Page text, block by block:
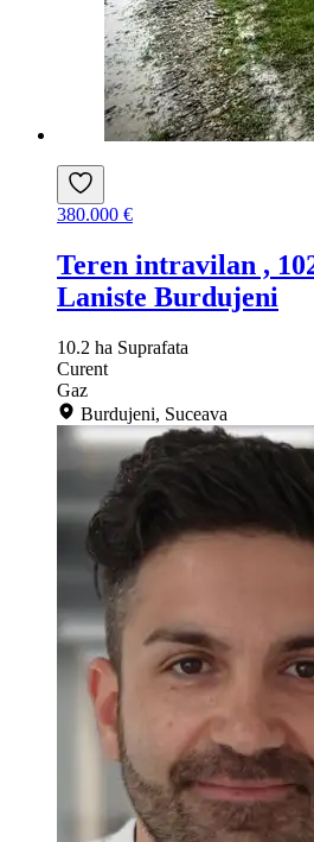
380.000 €
Teren intravilan ,
Laniste Burdujeni
10.2 ha Suprafata
Curent
Gaz
Burdujeni, Suceava